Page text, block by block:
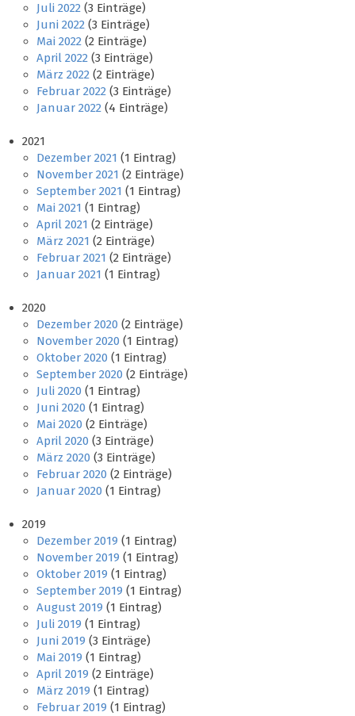
Juli 2022 (3 Einträge)
Juni 2022 (3 Einträge)
Mai 2022 (2 Einträge)
April 2022 (3 Einträge)
März 2022 (2 Einträge)
Februar 2022 (3 Einträge)
Januar 2022 (4 Einträge)
2021
Dezember 2021 (1 Eintrag)
November 2021 (2 Einträge)
September 2021 (1 Eintrag)
Mai 2021 (1 Eintrag)
April 2021 (2 Einträge)
März 2021 (2 Einträge)
Februar 2021 (2 Einträge)
Januar 2021 (1 Eintrag)
2020
Dezember 2020 (2 Einträge)
November 2020 (1 Eintrag)
Oktober 2020 (1 Eintrag)
September 2020 (2 Einträge)
Juli 2020 (1 Eintrag)
Juni 2020 (1 Eintrag)
Mai 2020 (2 Einträge)
April 2020 (3 Einträge)
März 2020 (3 Einträge)
Februar 2020 (2 Einträge)
Januar 2020 (1 Eintrag)
2019
Dezember 2019 (1 Eintrag)
November 2019 (1 Eintrag)
Oktober 2019 (1 Eintrag)
September 2019 (1 Eintrag)
August 2019 (1 Eintrag)
Juli 2019 (1 Eintrag)
Juni 2019 (3 Einträge)
Mai 2019 (1 Eintrag)
April 2019 (2 Einträge)
März 2019 (1 Eintrag)
Februar 2019 (1 Eintrag)